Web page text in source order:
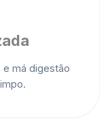
má digestão